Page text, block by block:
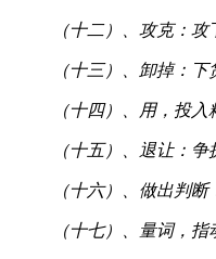
（十二）、攻克：攻
（十三）、卸掉：下
（十四）、用，投入
（十五）、退让：争
（十六）、做出判断
（十七）、量词，指